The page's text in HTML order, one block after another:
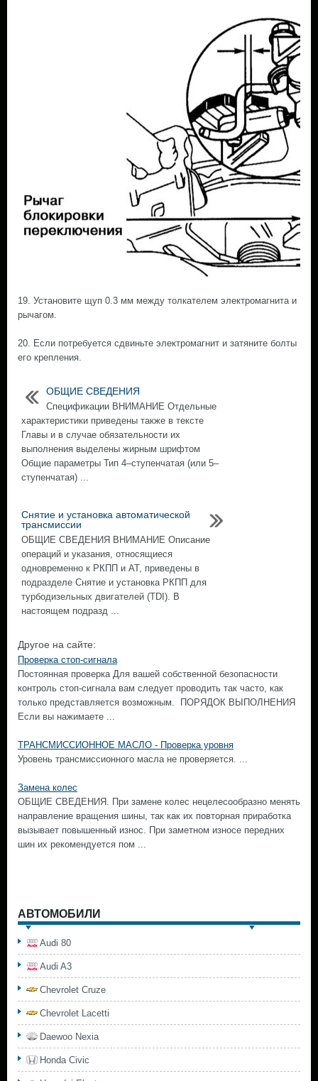
19. Установите щуп 0.3 мм между толкателем электромагнита и
рычагом.
20. Если потребуется сдвиньте электромагнит и затяните болты
его крепления.
ОБЩИЕ СВЕДЕНИЯ
Спецификации ВНИМАНИЕ Отдельные
характеристики приведены также в тексте
Главы и в случае обязательности их
выполнения выделены жирным шрифтом
Общие параметры Тип 4–ступенчатая (или 5–
ступенчатая) ...
Снятие и установка автоматической
трансмиссии
ОБЩИЕ СВЕДЕНИЯ ВНИМАНИЕ Описание
операций и указания, относящиеся
одновременно к РКПП и АТ, приведены в
подразделе Снятие и установка РКПП для
турбодизельных двигателей (TDI). В
настоящем подразд ...
Другое на сайте:
Проверка стоп-сигнала
Постоянная проверка Для вашей собственной безопасности
контроль стоп-сигнала вам следует проводить так часто, как
только представляется возможным. ПОРЯДОК ВЫПОЛНЕНИЯ
Если вы нажимаете ...
ТРАНСМИССИОННОЕ МАСЛО - Проверка уровня
Уровень трансмиссионного масла не проверяется. ...
Замена колес
ОБЩИЕ СВЕДЕНИЯ. При замене колес нецелесообразно менять
направление вращения шины, так как их повторная приработка
вызывает повышенный износ. При заметном износе передних
шин их рекомендуется пом ...
АВТОМОБИЛИ
Audi 80
Audi A3
Chevrolet Cruze
Chevrolet Lacetti
Daewoo Nexia
Honda Civic